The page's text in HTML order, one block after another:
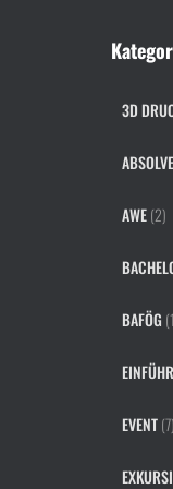
3D
AWE(2)
BAFÖG
EVENT(7)